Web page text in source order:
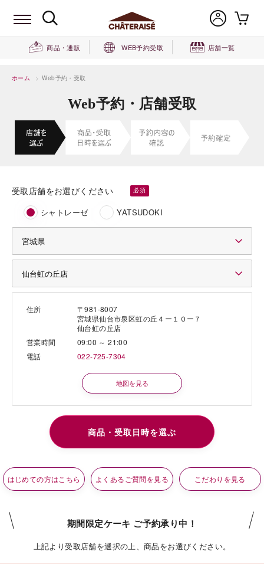
商品・通販 WEB予約受取 店舗一覧
ホーム > Web予約・受取
Web予約・店舗受取
受取店舗をお選びください
シャトレーゼ YATSUDOKI
住所
〒981-8007
宮城県仙台市泉区虹の丘４ー１０ー７
仙台虹の丘店
営業時間
09:00 ～ 21:00
電話
022-725-7304
地図を見る
はじめての方はこちら よくあるご質問を見る こだわりを見る
期間限定ケーキ ご予約承り中！
上記より受取店舗を選択の上、商品をお選びください。